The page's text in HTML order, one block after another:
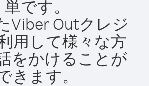
単です。
Viber Outクレジ
用して様々な方
をかけることが
きます。